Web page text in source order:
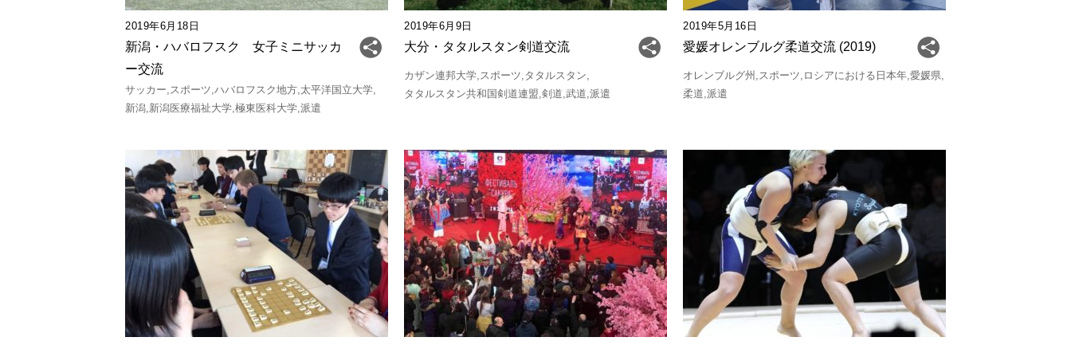
2019年6月18日
新潟・ハバロフスク 女子ミニサッカ
ー交流
サッカー スポーツ ハバロフスク地方 太平洋国立大学
新潟 新潟医療福祉大学 極東医科大学 派遣
2019年6月9日
大分・タタルスタン剣道交流
カザン連邦大学 スポーツ タタルスタン
タタルスタン共和国剣道連盟 剣道 武道 派遣
2019年5月16日
愛媛オレンブルグ柔道交流 (2019)
オレンブルグ州 スポーツ ロシアにおける日本年 愛媛県
柔道 派遣